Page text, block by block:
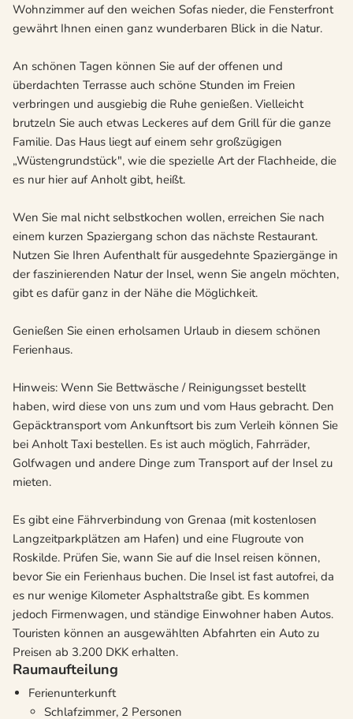
Wohnzimmer auf den weichen Sofas nieder, die Fensterfront
gewährt Ihnen einen ganz wunderbaren Blick in die Natur.
An schönen Tagen können Sie auf der offenen und
überdachten Terrasse auch schöne Stunden im Freien
verbringen und ausgiebig die Ruhe genießen. Vielleicht
brutzeln Sie auch etwas Leckeres auf dem Grill für die ganze
Familie. Das Haus liegt auf einem sehr großzügigen
„Wüstengrundstück", wie die spezielle Art der Flachheide, die
es nur hier auf Anholt gibt, heißt.
Wen Sie mal nicht selbstkochen wollen, erreichen Sie nach
einem kurzen Spaziergang schon das nächste Restaurant.
Nutzen Sie Ihren Aufenthalt für ausgedehnte Spaziergänge in
der faszinierenden Natur der Insel, wenn Sie angeln möchten,
gibt es dafür ganz in der Nähe die Möglichkeit.
Genießen Sie einen erholsamen Urlaub in diesem schönen
Ferienhaus.
Hinweis: Wenn Sie Bettwäsche / Reinigungsset bestellt
haben, wird diese von uns zum und vom Haus gebracht. Den
Gepäcktransport vom Ankunftsort bis zum Verleih können Sie
bei Anholt Taxi bestellen. Es ist auch möglich, Fahrräder,
Golfwagen und andere Dinge zum Transport auf der Insel zu
mieten.
Es gibt eine Fährverbindung von Grenaa (mit kostenlosen
Langzeitparkplätzen am Hafen) und eine Flugroute von
Roskilde. Prüfen Sie, wann Sie auf die Insel reisen können,
bevor Sie ein Ferienhaus buchen. Die Insel ist fast autofrei, da
es nur wenige Kilometer Asphaltstraße gibt. Es kommen
jedoch Firmenwagen, und ständige Einwohner haben Autos.
Touristen können an ausgewählten Abfahrten ein Auto zu
Preisen ab 3.200 DKK erhalten.
Raumaufteilung
Ferienunterkunft
Schlafzimmer, 2 Personen